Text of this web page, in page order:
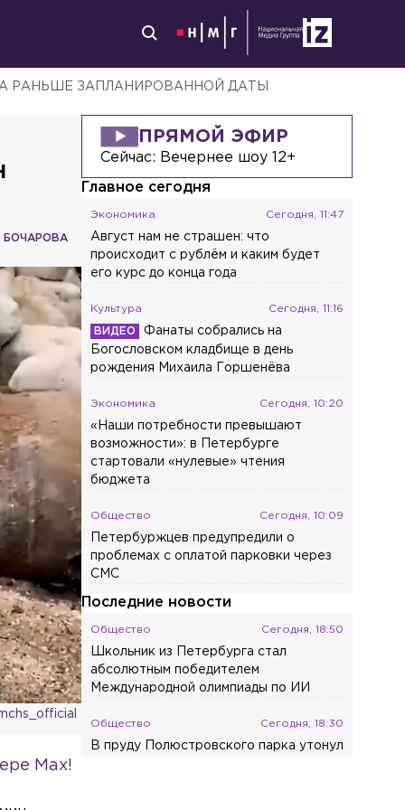
РАНЬШЕ ЗАПЛАНИРОВАННОЙ ДАТЫ
БОЧАРОВА
Max!
ПРЯМОЙ ЭФИР
Сейчас: Вечернее шоу 12+
Главное сегодня
Экономика Сегодня, 11:47
Август нам не страшен: что
происходит с рублём и каким будет
его курс до конца года
Культура Сегодня, 11:16
Фанаты собрались на
Богословском кладбище в день
рождения Михаила Горшенёва
Экономика Сегодня, 10:20
«Наши потребности превышают
возможности»: в Петербурге
стартовали «нулевые» чтения
бюджета
Общество Сегодня, 10:09
Петербуржцев предупредили о
проблемах с оплатой парковки через
СМС
Последние новости
Общество Сегодня, 18:50
Школьник из Петербурга стал
абсолютным победителем
Международной олимпиады по ИИ
Общество Сегодня, 18:30
В пруду Полюстровского парка утонул